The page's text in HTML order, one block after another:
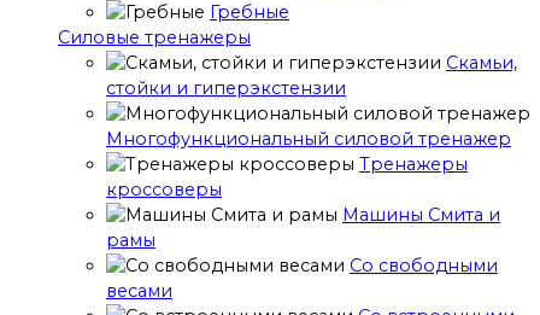
Гребные
Cиловые тренажеры
Скамьи,
стойки и гиперэкстензии
Многофункциональный силовой тренажер
Тренажеры
кроссоверы
Машины Смита и
рамы
Со свободными
весами